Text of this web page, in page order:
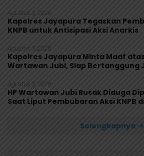
Agustus 3, 2026
Kapolres Jayapura Tegaskan
KNPB untuk Antisipasi Aksi Anarkis
Agustus 3, 2026
Kapolres Jayapura Minta Maaf
Wartawan Jubi, Siap Bertanggung
Agustus 3, 2026
HP Wartawan Jubi Rusak Diduga
Saat Liput Pembubaran Aksi KNPB
Selengkapnya